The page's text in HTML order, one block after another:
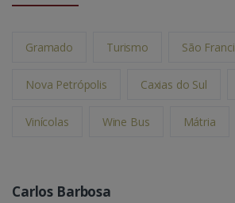
Gramado Turismo São
Nova Petrópolis Caxias do Sul
Vinícolas Wine Bus Mátria
Carlos Barbosa